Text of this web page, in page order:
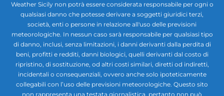
Weather Sicily non potrà essere considerata responsabile per ogni o
qualsiasi danno che potesse derivare a soggetti giuridici terzi,
società, enti o persone in relazione all'uso delle previsioni
meteorologiche. In nessun caso sarà responsabile per qualsiasi tipo
di danno, inclusi, senza limitazioni, i danni derivanti dalla perdita di
beni, profitti e redditi, danni biologici, quelli derivanti dal costo di
ripristino, di sostituzione, od altri costi similari, diretti od indiretti,
incidentali o consequenziali, ovvero anche solo ipoteticamente
collegabili con l’uso delle previsioni meteorologiche. Questo sito
non rappresenta una testata giornalistica, pertanto non può